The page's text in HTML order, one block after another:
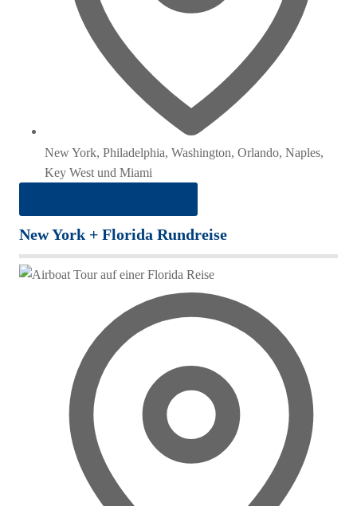
New York, Philadelphia, Washington, Orlando, Naples,
Key West und Miami
New York + Florida Rundreise